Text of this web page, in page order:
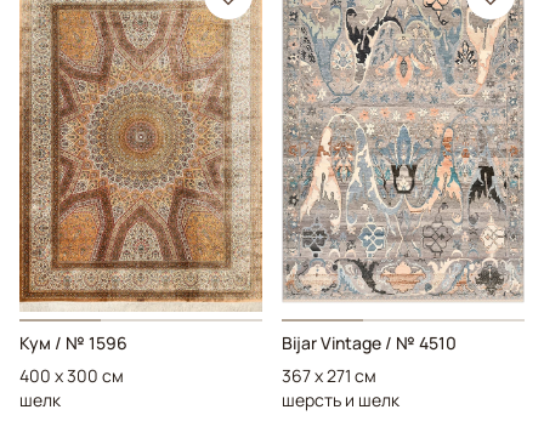
Кум / № 1596
400 x 300 см
шелк
Bijar Vintage / № 4510
367 x 271 см
шерсть и шелк